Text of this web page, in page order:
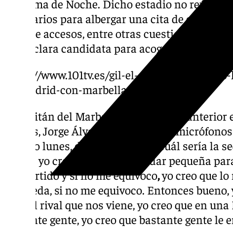
La Dama de Noche. Dicho estadio no reúne
necesarios para albergar una cita de este
falta de accesos, entre otras cuestiones. Por
como clara candidata para acoger el duelo.
https://www.101tv.es/gil-el-apellido-que-
de-madrid-con-marbella/
El capitán del Marbella y héroe de la
Burgos, Jorge Álvarez, habló en los
pasado lunes, donde dejó clara cuál sería la
Noche yo creo que se va a quedar pequeña
ese partido y si no me equivoco,yo creo que
Rosaleda, si no me equivoco. Entonces
ante el rival que nos viene, yo creo que en
bastante gente, yo creo que bastante gente